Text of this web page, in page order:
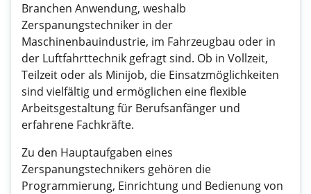
Branchen Anwendung, weshalb
Zerspanungstechniker in der
Maschinenbauindustrie, im Fahrzeugbau oder in
der Luftfahrttechnik gefragt sind. Ob in Vollzeit,
Teilzeit oder als Minijob, die Einsatzmöglichkeiten
sind vielfältig und ermöglichen eine flexible
Arbeitsgestaltung für Berufsanfänger und
erfahrene Fachkräfte.
Zu den Hauptaufgaben eines
Zerspanungstechnikers gehören die
Programmierung, Einrichtung und Bedienung von